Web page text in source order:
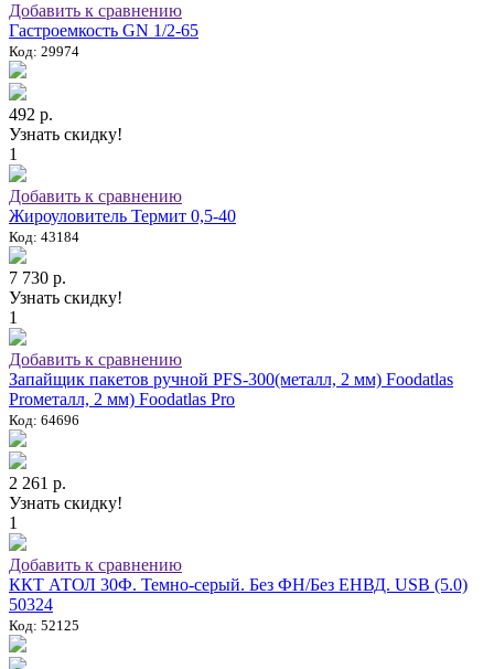
Добавить к сравнению
Гастроемкость GN 1/2-65
Код: 29974
492 р.
Узнать скидку!
1
Добавить к сравнению
Жироуловитель Термит 0,5-40
Код: 43184
7 730 р.
Узнать скидку!
1
Добавить к сравнению
Запайщик пакетов ручной PFS-300(металл, 2 мм) Foodatlas
Proметалл, 2 мм) Foodatlas Pro
Код: 64696
2 261 р.
Узнать скидку!
1
Добавить к сравнению
ККТ АТОЛ 30Ф. Темно-серый. Без ФН/Без ЕНВД. USB (5.0)
50324
Код: 52125